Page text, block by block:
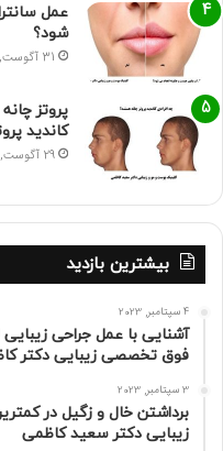
عمل
شود؟
31 آگوست, 2023
پروتز
کاندید
29 آگوست, 2023
بیشترین بازدید
4 سپتامبر, 2023
آشنایی با عمل جراحی
فوق تخصصی زیبایی دکتر
3 سپتامبر, 2023
برداشتن خال و زگیل در
زیبایی دکتر سعید کاظمی